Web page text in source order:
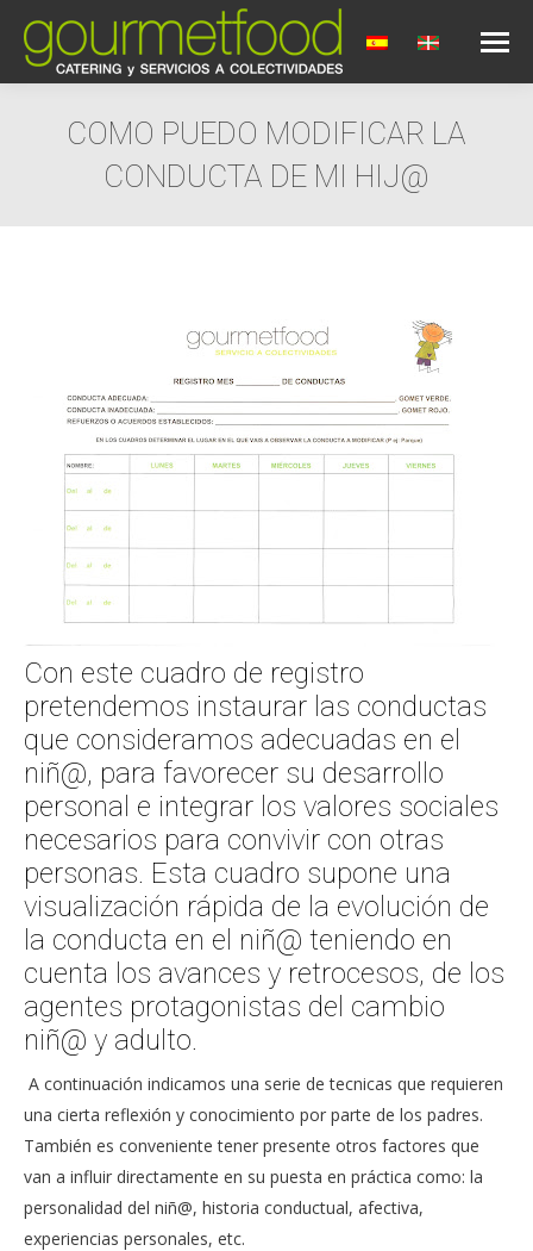
COMO PUEDO MODIFICAR LA
CONDUCTA DE MI HIJ@
Con este cuadro de registro
pretendemos instaurar las conductas
que consideramos adecuadas en el
niñ@, para favorecer su desarrollo
personal e integrar los valores sociales
necesarios para convivir con otras
personas. Esta cuadro supone una
visualización rápida de la evolución de
la conducta en el niñ@ teniendo en
cuenta los avances y retrocesos, de los
agentes protagonistas del cambio
niñ@ y adulto.
A continuación indicamos una serie de tecnicas que requieren
una cierta reflexión y conocimiento por parte de los padres.
También es conveniente tener presente otros factores que
van a influir directamente en su puesta en práctica como: la
personalidad del niñ@, historia conductual, afectiva,
experiencias personales, etc.